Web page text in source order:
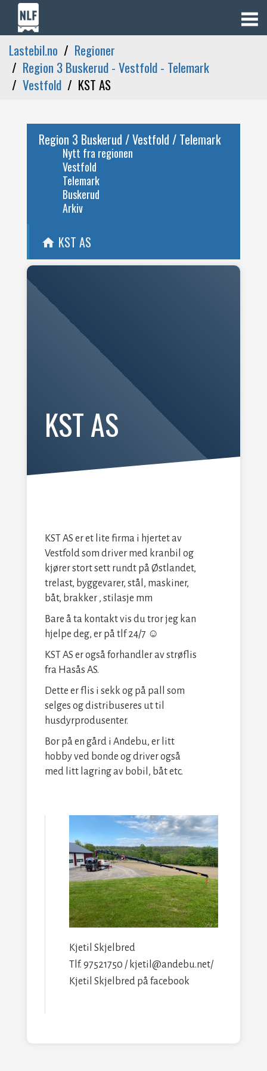
Lastebil.no
Regioner
Region 3 Buskerud - Vestfold - Telemark
Vestfold
KST AS
Region 3 Buskerud / Vestfold / Telemark
Nytt fra regionen
Vestfold
Telemark
Buskerud
Arkiv
home KST AS
KST AS
KST AS er et lite firma i hjertet av
Vestfold som driver med kranbil og
kjører stort sett rundt på Østlandet,
trelast, byggevarer, stål, maskiner,
båt, brakker , stilasje mm
Bare å ta kontakt vis du tror jeg kan
hjelpe deg, er på tlf 24/7 ☺
KST AS er også forhandler av strøflis
fra Hasås AS.
Dette er flis i sekk og på pall som
selges og distribuseres ut til
husdyrprodusenter.
Bor på en gård i Andebu, er litt
hobby ved bonde og driver også
med litt lagring av bobil, båt etc.
Kjetil Skjelbred
Tlf. 97521750 / kjetil@andebu.net/
Kjetil Skjelbred på facebook